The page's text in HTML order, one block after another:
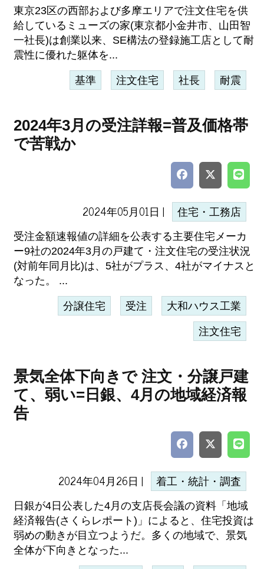
東京23区の西部および多摩エリアで注文住宅を供
給しているミューズの家(東京都小金井市、山田智
一社長)は創業以来、SE構法の登録施工店として耐
震性に優れた躯体を...
基準 注文住宅 社長 耐震
2024年3月の受注詳報=普及価格帯
で苦戦か
2024年05月01日 | 住宅・工務店
受注金額速報値の詳細を公表する主要住宅メーカ
ー9社の2024年3月の戸建て・注文住宅の受注状況
(対前年同月比)は、5社がプラス、4社がマイナスと
なった。 ...
分譲住宅 受注 大和ハウス工業
注文住宅
景気全体下向きで 注文・分譲戸建
て、弱い=日銀、4月の地域経済報
告
2024年04月26日 | 着工・統計・調査
日銀が4日公表した4月の支店長会議の資料「地域
経済報告(さくらレポート)」によると、住宅投資は
弱めの動きが目立つようだ。多くの地域で、景気
全体が下向きとなった...